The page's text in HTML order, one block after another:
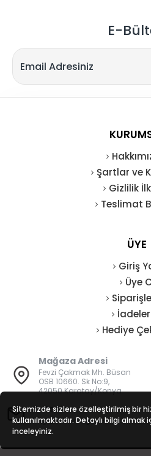
E-
Şartlar ve
Gizlilik
Teslimat
ÜYE
Giriş
Üye
Hediye
Mağaza Adresi
Fevzi Çakmak Mh. Büsan
OSB 10660. Sk No:9,
42050 Karatay/Konya
E-Posta
bilgi@vatanisguvenligi.com
Sitemizde sizlere özelleştirilmiş bir
kullanılmaktadır. Detaylı bilgi almak
inceleyiniz.